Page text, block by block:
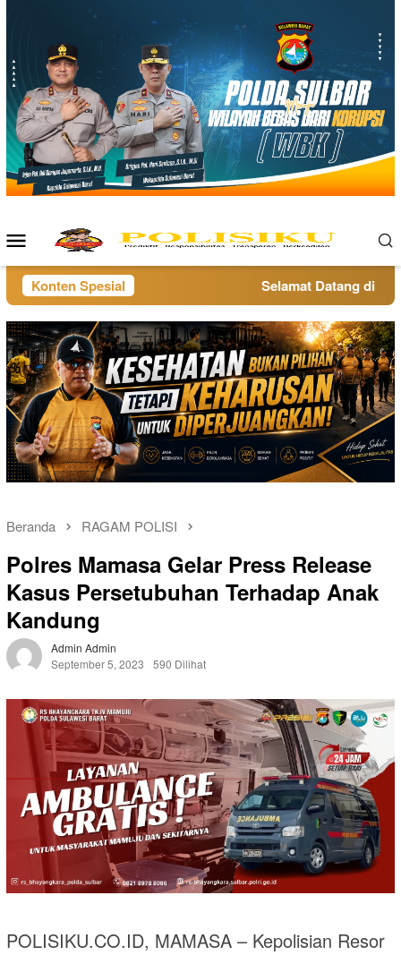
Menu
Mobile
Konten Spesial Selamat Datang di
Beranda RAGAM POLISI
Polres Mamasa Gelar Press Release
Kasus Persetubuhan Terhadap Anak
Kandung
Admin Admin
September 5, 2023
590 Dilihat
POLISIKU.CO.ID, MAMASA – Kepolisian Resor